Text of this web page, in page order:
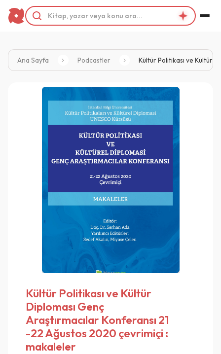
Ana Sayfa Podcastler Kültür Politikası ve Kültür
Kültür Politikası ve Kültür
Diploması Genç
Araştırmacılar Konferansı 21
-22 Ağustos 2020 çevrimiçi :
makaleler